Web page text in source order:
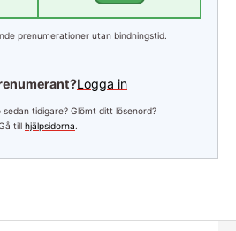
prenumerationer utan bindningstid.
Logga in
tidigare? Glömt ditt lösenord?
till hjälpsidorna.